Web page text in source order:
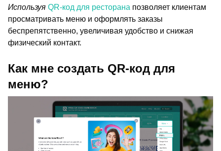
Используя QR-код для ресторана позволяет клиентам
просматривать меню и оформлять заказы
беспрепятственно, увеличивая удобство и снижая
физический контакт.
Как мне создать QR-код для
меню?